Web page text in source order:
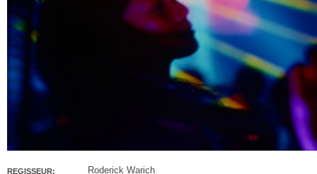
REGISSEUR: Roderick Warich